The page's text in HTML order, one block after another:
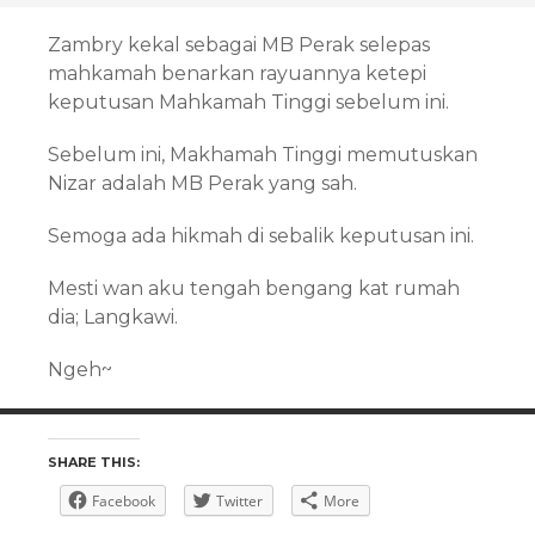
Zambry kekal sebagai MB Perak selepas
mahkamah benarkan rayuannya ketepi
keputusan Mahkamah Tinggi sebelum ini.
Sebelum ini, Makhamah Tinggi memutuskan
Nizar adalah MB Perak yang sah.
Semoga ada hikmah di sebalik keputusan ini.
Mesti wan aku tengah bengang kat rumah
dia; Langkawi.
Ngeh~
SHARE THIS:
Facebook Twitter More